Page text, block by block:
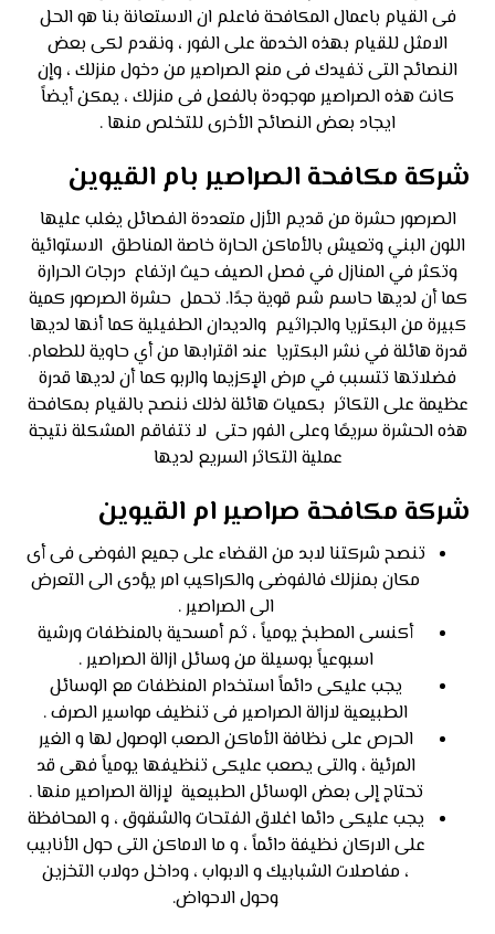
فى القيام باعمال المكافحة فاعلم ان الاستعانة بنا هو الحل
الامثل للقيام بهذه الخدمة على الفور ، ونقدم لكى بعض
النصائح التى تفيدك فى منع الصراصير من دخول منزلك ، وإن
كانت هذه الصراصير موجودة بالفعل فى منزلك ، يمكن أيضاً
ايجاد بعض النصائح الأخرى للتخلص منها .
شركة مكافحة الصراصير بام القيوين
الصرصور حشرة من قديم الأزل متعددة الفصائل يغلب عليها
اللون البني وتعيش بالأماكن الحارة خاصة المناطق الاستوائية
وتكثر في المنازل في فصل الصيف حيث ارتفاع درجات الحرارة
كما أن لديها حاسم شم قوية جدًا. تحمل حشرة الصرصور كمية
كبيرة من البكتريا والجراثيم والديدان الطفيلية كما أنها لديها
قدرة هائلة في نشر البكتريا عند اقترابها من أي حاوية للطعام.
فضلاتها تتسبب في مرض الإكزيما والربو كما أن لديها قدرة
عظيمة على التكاثر بكميات هائلة لذلك ننصح بالقيام بمكافحة
هذه الحشرة سريعًا وعلى الفور حتى لا تتفاقم المشكلة نتيجة
عملية التكاثر السريع لديها
شركة مكافحة صراصير ام القيوين
تنصح شركتنا لابد من القضاء على جميع الفوضى فى أى
مكان بمنزلك فالفوضى والكراكيب امر يؤدى الى التعرض
الى الصراصير .
أكنسى المطبخ يومياً ، ثم أمسحية بالمنظفات ورشية
اسبوعياً بوسيلة من وسائل ازالة الصراصير .
يجب عليكى دائماً استخدام المنظفات مع الوسائل
الطبيعية لازالة الصراصير فى تنظيف مواسير الصرف .
الحرص على نظافة الأماكن الصعب الوصول لها و الغير
المرئية ، والتى يصعب عليكى تنظيفها يومياً فهى قد
تحتاج إلى بعض الوسائل الطبيعية لإزالة الصراصير منها .
يجب عليكى دائما اغلاق الفتحات والشقوق ، و المحافظة
على الاركان نظيفة دائماً ، و ما الاماكن التى حول الأنابيب
، مفاصلات الشبابيك و الابواب ، وداخل دولاب التخزين
وحول الاحواض.